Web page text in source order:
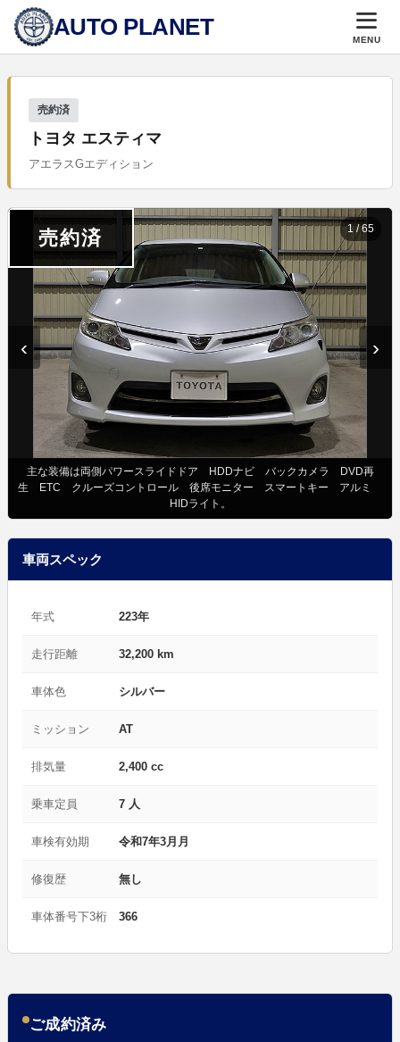
AUTO PLANET MENU
売約済
トヨタ エスティマ
アエラスGエディション
売約済
主な装備は両側パワースライドドア HDDナビ バックカメラ DVD再
生 ETC クルーズコントロール 後席モニター スマートキー アルミ
HIDライト。
‹ ›
1/65
車両スペック
年式 223年
走行距離 32,200 km
車体色 シルバー
ミッション AT
排気量 2,400 cc
乗車定員 7 人
車検有効期 令和7年3月月
修復歴 無し
車体番号下3桁 366
ご成約済み